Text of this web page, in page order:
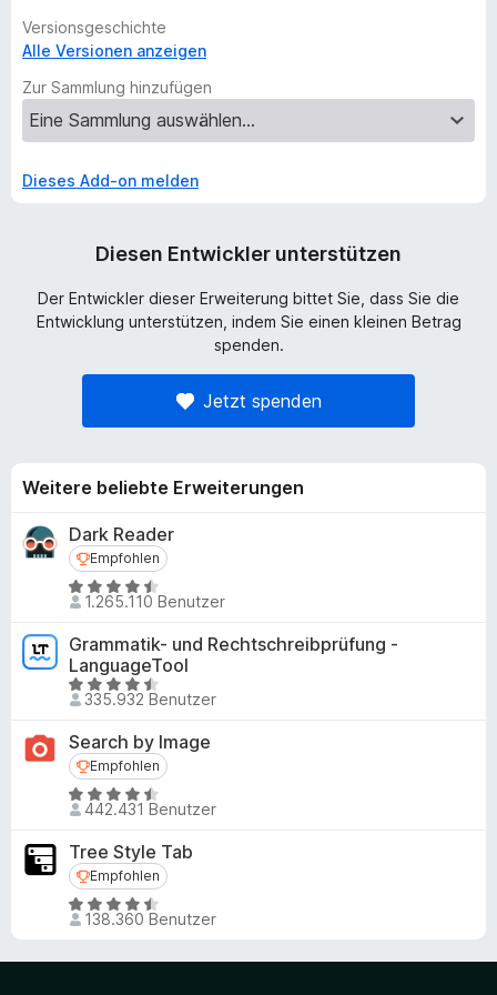
Versionsgeschichte
Alle Versionen anzeigen
Zur Sammlung hinzufügen
Dieses Add-on melden
Diesen Entwickler unterstützen
Der Entwickler dieser Erweiterung bittet Sie, dass Sie die
Entwicklung unterstützen, indem Sie einen kleinen Betrag
spenden.
Jetzt spenden
Weitere beliebte Erweiterungen
Dark Reader
Empfohlen
Empfohlen
B
e
w
e
r
t
t
m
i
t
4
,
5
v
n
1.265.110 Benutzer
Grammatik- und Rechtschreibprüfung -
LanguageTool
B
e
w
e
r
t
t
m
i
t
,
335.932 Benutzer
Search by Image
Empfohlen
Empfohlen
B
e
w
e
r
t
t
442.431 Benutzer
Tree Style Tab
Empfohlen
Empfohlen
B
e
138.360 Benutzer